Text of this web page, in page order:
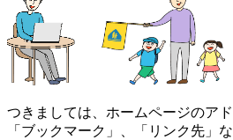
つきましては、ホームページのア
「ブックマーク」、「リンク先」